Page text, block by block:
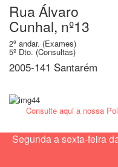
Rua Álvaro
Cunhal, nº13
2º andar. (Exames)
5º Dto. (Consultas)
2005-141 Santarém
Consulte aqui a nossa
Segunda a sexta-feira